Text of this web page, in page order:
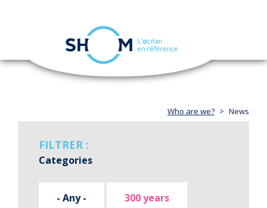
Skip
navigation
Who are we? News
FILTRER :
Categories
- Any - 300 years